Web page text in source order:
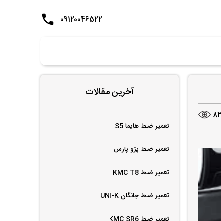
09120046522
آخرین مقالات
تعمیر ضبط هایما S5
تعمیر ضبط پژو پارس
تعمیر ضبط KMC T8
تعمیر ضبط چانگان UNI-K